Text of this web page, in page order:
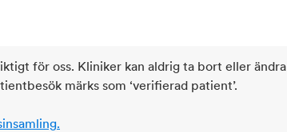
för oss. Kliniker kan aldrig ta bort eller ändra
märks som ‘verifierad patient’.